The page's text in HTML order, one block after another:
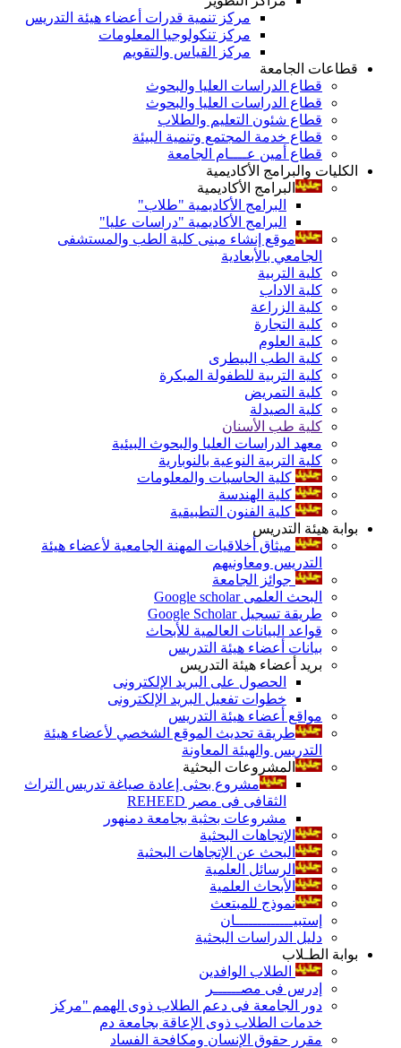
مركز تنمية قدرات أعضاء هيئة التدريس
مركز تنكولوجيا المعلومات
مركز القياس والتقويم
قطاعات الجامعة
قطاع الدراسات العليا والبحوث
قطاع الدراسات العليا والبحوث
قطاع شئون التعليم والطلاب
قطاع خدمة المجتمع وتنمية البيئة
قطاع أمين عــــام الجامعة
الكليات والبرامج الأكاديمية
البرامج الأكاديمية
البرامج الأكاديمية "طلاب"
البرامج الأكاديمية "دراسات عليا"
موقع إنشاء مبنى كلية الطب والمستشفى
الجامعي بالأبعادية
كلية التربية
كلية الاداب
كلية الزراعة
كلية التجارة
كلية العلوم
كلية الطب البيطرى
كلية التربية للطفولة المبكرة
كلية التمريض
كلية الصيدلة
كلية طب الأسنان
معهد الدراسات العليا والبحوث البيئية
كلية التربية النوعية بالنوبارية
كلية الحاسبات والمعلومات
كلية الهندسة
كلية الفنون التطبيقية
بوابة هيئة التدريس
ميثاق أخلاقيات المهنة الجامعية لأعضاء هيئة
التدريس ومعاونيهم
جوائز الجامعة
البحث العلمى Google scholar
طريقة تسجيل Google Scholar
قواعد البيانات العالمية للأبحاث
بيانات أعضاء هيئة التدريس
بريد أعضاء هيئة التدريس
الحصول على البريد الإلكترونى
خطوات تفعيل البريد الإلكترونى
مواقع أعضاء هيئة التدريس
طريقة تحديث الموقع الشخصي لأعضاء هيئة
التدريس والهيئة المعاونة
المشروعات البحثية
مشروع بحثى إعادة صياغة تدريس التراث
الثقافى فى مصر REHEED
مشروعات بحثية بجامعة دمنهور
الإتجاهات البحثية
البحث عن الإتجاهات البحثية
الرسائل العلمية
الأبحاث العلمية
نموذج للمبتعث
إستبيـــــــــــــان
دليل الدراسات البحثية
بوابة الطـلاب
الطلاب الوافدين
إدرس فى مصــــــر
دور الجامعة فى دعم الطلاب ذوى الهمم "مركز
خدمات الطلاب ذوى الإعاقة بجامعة دم
مقرر حقوق الإنسان ومكافحة الفساد